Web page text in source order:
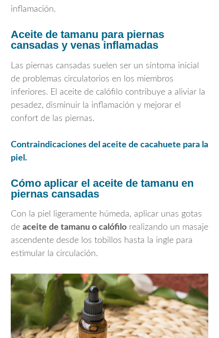
inflamación.
Aceite de tamanu para piernas
cansadas y venas inflamadas
Las piernas cansadas suelen ser un síntoma inicial
de problemas circulatorios en los miembros
inferiores. El aceite de calófilo contribuye a aliviar la
pesadez, disminuir la inflamación y mejorar el
confort de las piernas.
Contraindicaciones del aceite de cacahuete para la
piel.
Cómo aplicar el aceite de tamanu en
piernas cansadas
Con la piel ligeramente húmeda, aplicar unas gotas
de aceite de tamanu o calófilo realizando un masaje
ascendente desde los tobillos hasta la ingle para
estimular la circulación.